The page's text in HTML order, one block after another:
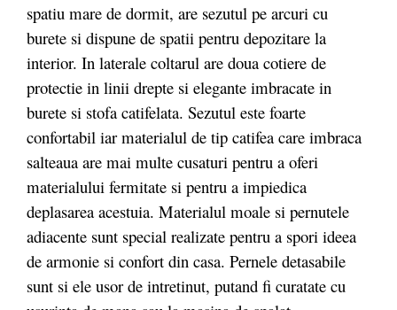
spatiu mare de dormit, are sezutul pe arcuri cu
burete si dispune de spatii pentru depozitare la
interior. In laterale coltarul are doua cotiere de
protectie in linii drepte si elegante imbracate in
burete si stofa catifelata. Sezutul este foarte
confortabil iar materialul de tip catifea care imbraca
salteaua are mai multe cusaturi pentru a oferi
materialului fermitate si pentru a impiedica
deplasarea acestuia. Materialul moale si pernutele
adiacente sunt special realizate pentru a spori ideea
de armonie si confort din casa. Pernele detasabile
sunt si ele usor de intretinut, putand fi curatate cu